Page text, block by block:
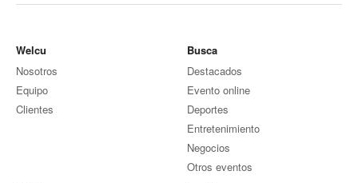
Welcu
Nosotros
Equipo
Clientes
Busca
Destacados
Evento online
Deportes
Entretenimiento
Negocios
Otros eventos